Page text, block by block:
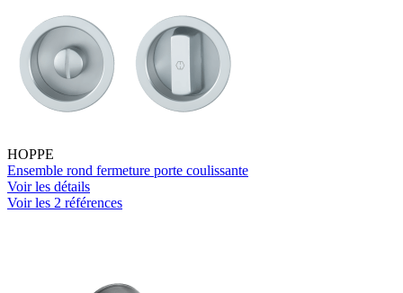
HOPPE
Ensemble rond fermeture porte coulissante
Voir les détails
Voir les 2 références